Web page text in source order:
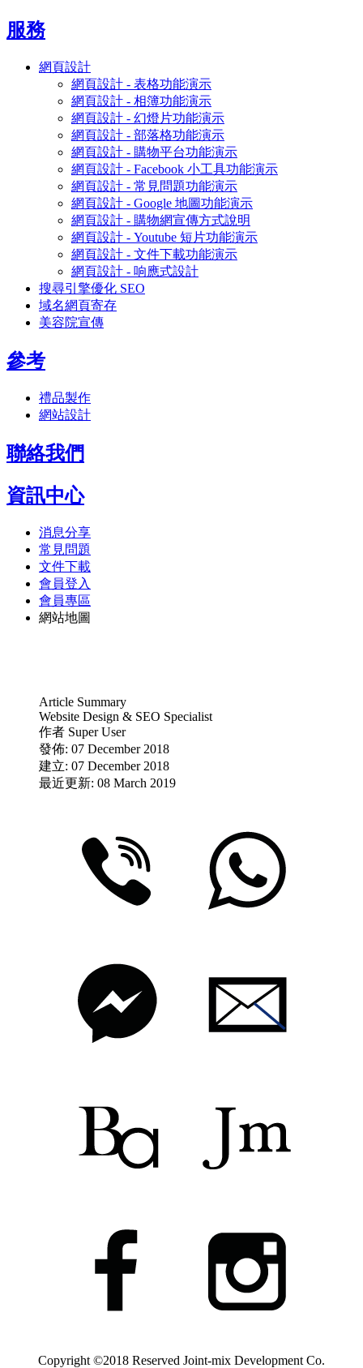
服務
網頁設計
網頁設計 - 表格功能演示
網頁設計 - 相簿功能演示
網頁設計 - 幻燈片功能演示
網頁設計 - 部落格功能演示
網頁設計 - 購物平台功能演示
網頁設計 - Facebook 小工具功能演示
網頁設計 - 常見問題功能演示
網頁設計 - Google 地圖功能演示
網頁設計 - 購物網宣傳方式說明
網頁設計 - Youtube 短片功能演示
網頁設計 - 文件下載功能演示
網頁設計 - 响應式設計
搜尋引擎優化 SEO
域名網頁寄存
美容院宣傳
參考
禮品製作
網站設計
聯絡我們
資訊中心
消息分享
常見問題
文件下載
會員登入
會員專區
網站地圖
Article Summary
Website Design & SEO Specialist
作者 Super User
發佈: 07 December 2018
建立: 07 December 2018
最近更新: 08 March 2019
Copyright ©2018 Reserved Joint-mix Development Co.